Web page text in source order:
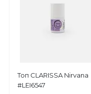
Купи
Топ CLARISSA Nirvana
#LEI6547